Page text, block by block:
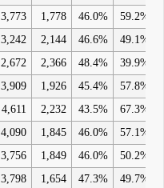
3,773 1,778 46.0% 59.2%
3,242 2,144 46.6% 49.1%
2,672 2,366 48.4% 39.9%
3,909 1,926 45.4% 57.8%
4,611 2,232 43.5% 67.3%
4,090 1,845 46.0% 57.1%
3,756 1,849 46.0% 50.2%
3,798 1,654 47.3% 49.7%